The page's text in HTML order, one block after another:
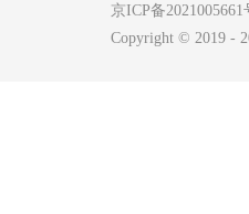
京ICP备2021005661
Copyright © 2019 -